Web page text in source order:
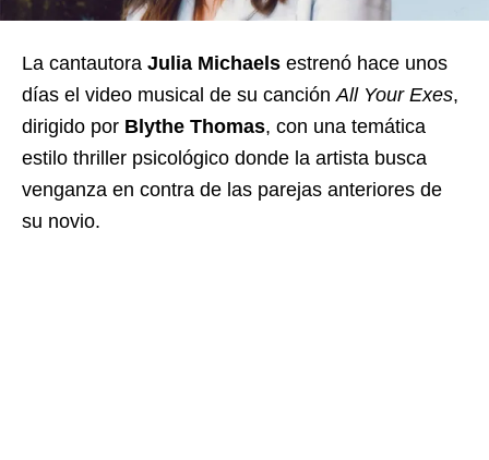
La cantautora Julia Michaels estrenó hace unos
días el video musical de su canciónAll Your Exes,
dirigido por Blythe Thomas, con una temática
estilo thriller psicológico donde la artista busca
venganza en contra de las parejas anteriores de
su novio.